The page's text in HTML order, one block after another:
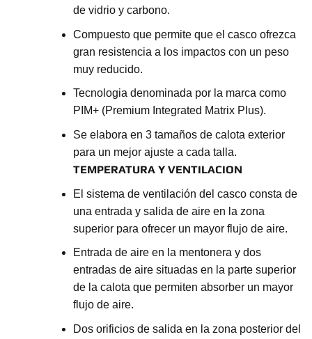
de vidrio y carbono.
Compuesto que permite que el casco ofrezca
gran resistencia a los impactos con un peso
muy reducido.
Tecnologia denominada por la marca como
PIM+ (Premium Integrated Matrix Plus).
Se elabora en 3 tamaños de calota exterior
para un mejor ajuste a cada talla.
TEMPERATURA Y VENTILACION
El sistema de ventilación del casco consta de
una entrada y salida de aire en la zona
superior para ofrecer un mayor flujo de aire.
Entrada de aire en la mentonera y dos
entradas de aire situadas en la parte superior
de la calota que permiten absorber un mayor
flujo de aire.
Dos orificios de salida en la zona posterior del